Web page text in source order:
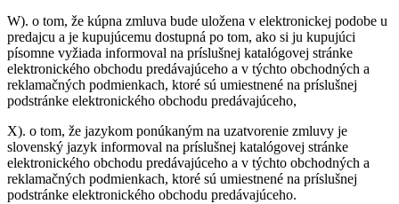
W). o tom, že kúpna zmluva bude uložena v elektronickej podobe u
predajcu a je kupujúcemu dostupná po tom, ako si ju kupujúci
písomne vyžiada informoval na príslušnej katalógovej stránke
elektronického obchodu predávajúceho a v týchto obchodných a
reklamačných podmienkach, ktoré sú umiestnené na príslušnej
podstránke elektronického obchodu predávajúceho,
X). o tom, že jazykom ponúkaným na uzatvorenie zmluvy je
slovenský jazyk informoval na príslušnej katalógovej stránke
elektronického obchodu predávajúceho a v týchto obchodných a
reklamačných podmienkach, ktoré sú umiestnené na príslušnej
podstránke elektronického obchodu predávajúceho.